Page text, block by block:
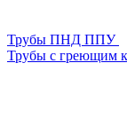
Трубы ПНД ППУ
Трубы с греющим